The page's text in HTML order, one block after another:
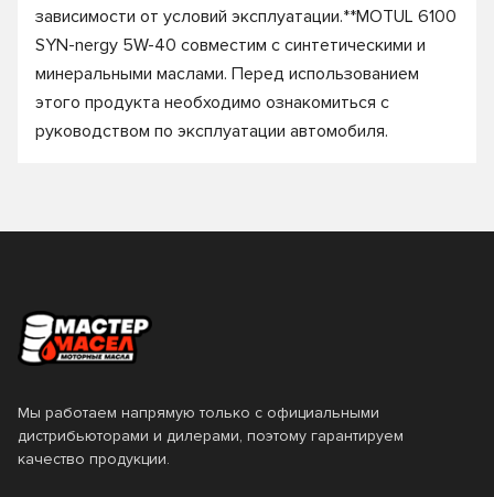
зависимости от условий эксплуатации.**MOTUL 6100
SYN-nergy 5W-40 совместим с синтетическими и
минеральными маслами. Перед использованием
этого продукта необходимо ознакомиться с
руководством по эксплуатации автомобиля.
Мы работаем напрямую только с официальными
дистрибьюторами и дилерами, поэтому гарантируем
качество продукции.